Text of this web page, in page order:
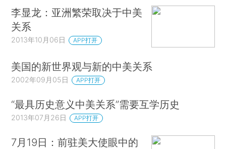
李显龙：亚洲繁荣取决于中美
关系
2013年10月06日 APP打开
美国的新世界观与新的中美关系
2002年09月05日 APP打开
“最具历史意义中美关系”需要互学历史
2013年07月26日 APP打开
7月19日：前驻美大使眼中的